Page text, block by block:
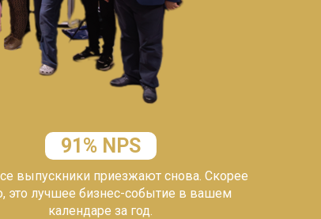
91% NPS
выпускники приезжают снова. Скорее
это лучшее бизнес-событие в вашем
календаре за год.